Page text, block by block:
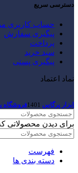
دسترسی سریع
حساب کاربری
پیگیری سفارش
پرداخت
سبد خرید
پیگیری پستی
نماد اعتماد
ابزار پرگاس 1401فروشگاه
برای دیدن محصولاتی
فهرست
دسته بندی ها